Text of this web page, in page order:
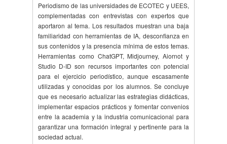
Periodismo de las universidades de ECOTEC y UEES,
complementadas con entrevistas con expertos que
aportaron al tema. Los resultados muestran una baja
familiaridad con herramientas de IA, desconfianza en
sus contenidos y la presencia mínima de estos temas.
Herramientas como ChatGPT, Midjourney, Aiornot y
Studio D-ID son recursos importantes con potencial
para el ejercicio periodístico, aunque escasamente
utilizadas y conocidas por los alumnos. Se concluye
que es necesario actualizar las estrategias didácticas,
implementar espacios prácticos y fomentar convenios
entre la academia y la industria comunicacional para
garantizar una formación integral y pertinente para la
sociedad actual.